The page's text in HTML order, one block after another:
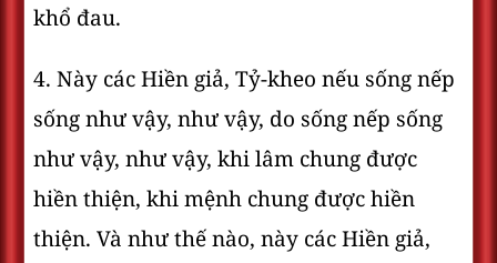
khổ đau.
4. Này các Hiền giả, Tỷ-kheo nếu sống nếp
sống như vậy, như vậy, do sống nếp sống
như vậy, như vậy, khi lâm chung được
hiền thiện, khi mệnh chung được hiền
thiện. Và như thế nào, này các Hiền giả,